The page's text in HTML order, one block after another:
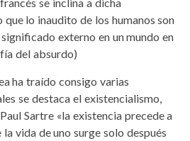
lo inaudito de los humanos son
externo en un mundo en
del absurdo)
ha traído consigo varias
se destaca el existencialismo,
Sartre «la existencia precede a
la vida de uno surge solo después